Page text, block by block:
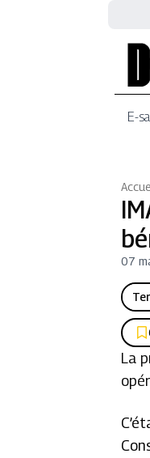
E-
07
La